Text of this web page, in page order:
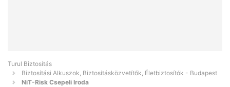
Turul Biztosítás
Biztosítási Alkuszok, Biztosításközvetítők, Életbiztosítók - Budapest
NiT-Risk Csepeli Iroda